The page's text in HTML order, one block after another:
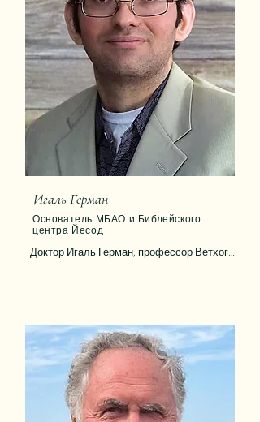
Игаль Герман
Основатель МБАО и Библейского
центра Йесод
Доктор Игаль Герман, профессор Ветхого
Библейского учебного центра «Йесод»
(yesodbiblecenter.com) и Международного
Библейского Апологетического
Объединения (МБАО).
Его глубокая страсть к исследованию